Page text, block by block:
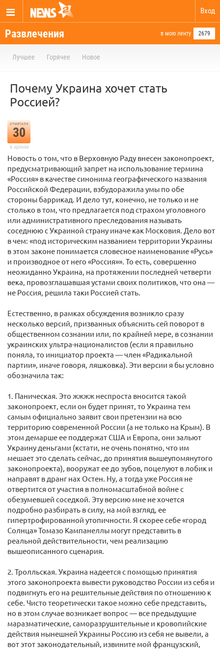
Вход
Развлечения в мою ленту 2679
Лучшее Горячее Новое
Почему Украина хочет стать
Россией?
отметили
30
в архиве
Новость о том, что в Верховную Раду внесен законопроект,
предусматривающий запрет на использование термина
«Россия» в качестве синонима географического названия
Российской Федерации, взбудоражила умы по обе
стороны баррикад. И дело тут, конечно, не только и не
столько в том, что предлагается под страхом уголовного
или административного преследования называть
соседнюю с Украиной страну иначе как Московия. Дело вот
в чем: «под историческим названием территории Украины
в этом законе понимается словесное наименование «Русь»
и производное от него «Россия»». То есть, совершенно
неожиданно Украина, на протяжении последней четверти
века, провозглашавшая устами своих политиков, что она —
не Россия, решила таки Россией стать.
Естественно, в рамках обсуждения возникло сразу
несколько версий, призванных объяснить сей поворот в
общественном сознании или, по крайней мере, в сознании
украинских ультра-националистов (если я правильно
поняла, то инициатор проекта — член «Радикальной
партии», иначе говоря, ляшковка). Эти версии я бы условно
обозначила так:
1. Паническая. Это жжжж неспроста вносится такой
законопроект, если он будет принят, то Украина тем
самым официально заявит свои претензии на всю
территорию современной России (а не только на Крым). В
этом демарше ее поддержат США и Европа, они зальют
Украину деньгами (кстати, не очень понятно, что им
мешает это сделать сейчас, до принятия вышеупомянутого
законопроекта), вооружат ее до зубов, поцелуют в лобик и
направят в дранг нах Остен. Ну, а тогда уже Россия не
отвертится от участия в полномасштабной войне с
обезумевшей соседкой. Эту версию мне не хочется
подробно разбирать в силу, на мой взгляд, ее
гипертрофированной утопичности. Я скорее себе «город
Солнца» Томазо Кампанеллы могут представить в
реальной действительности, чем реализацию
вышеописанного сценария.
2. Тролльская. Украина надеется с помощью принятия
этого законопроекта вывести руководство России из себя и
подвигнуть его на решительные действия по отношению к
себе. Чисто теоретически такое можно себе представить,
но в этом случае возникает вопрос — все предыдущие
маразматические, саморазрушительные и кровопийские
действия нынешней Украины Россию из себя не вывели, а
вот этот законодательный, извините мой французский,